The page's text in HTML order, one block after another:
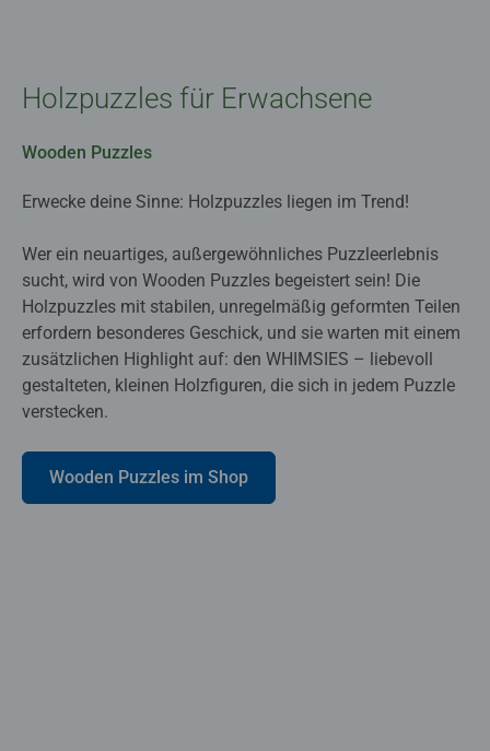
Holzpuzzles für Erwachsene
Wooden Puzzles
Erwecke deine Sinne: Holzpuzzles liegen im Trend!
Wer ein neuartiges, außergewöhnliches Puzzleerlebnis
sucht, wird von Wooden Puzzles begeistert sein! Die
Holzpuzzles mit stabilen, unregelmäßig geformten Teilen
erfordern besonderes Geschick, und sie warten mit einem
zusätzlichen Highlight auf: den WHIMSIES – liebevoll
gestalteten, kleinen Holzfiguren, die sich in jedem Puzzle
verstecken.
Wooden Puzzles im Shop